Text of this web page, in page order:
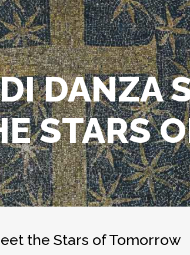
DANZA
STARS
the Stars of Tomorrow